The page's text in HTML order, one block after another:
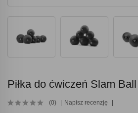
Piłka do ćwiczeń Slam
(0) Napisz recenzję